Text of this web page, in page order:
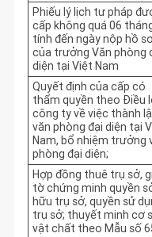
Phiếu lý lịch tư pháp
cấp không quá 06
tính đến ngày nộp hồ
của trưởng Văn phòng
diện tại Việt Nam
Quyết định của cấp có
thẩm quyền theo Điều
công ty về việc thành
văn phòng đại diện tại
Nam, bổ nhiệm trưởng
phòng đại diện;
Hợp đồng thuê trụ sở,
tờ chứng minh quyền
hữu trụ sở, quyền sử
trụ sở; thuyết minh cơ
vật chất theo Mẫu số